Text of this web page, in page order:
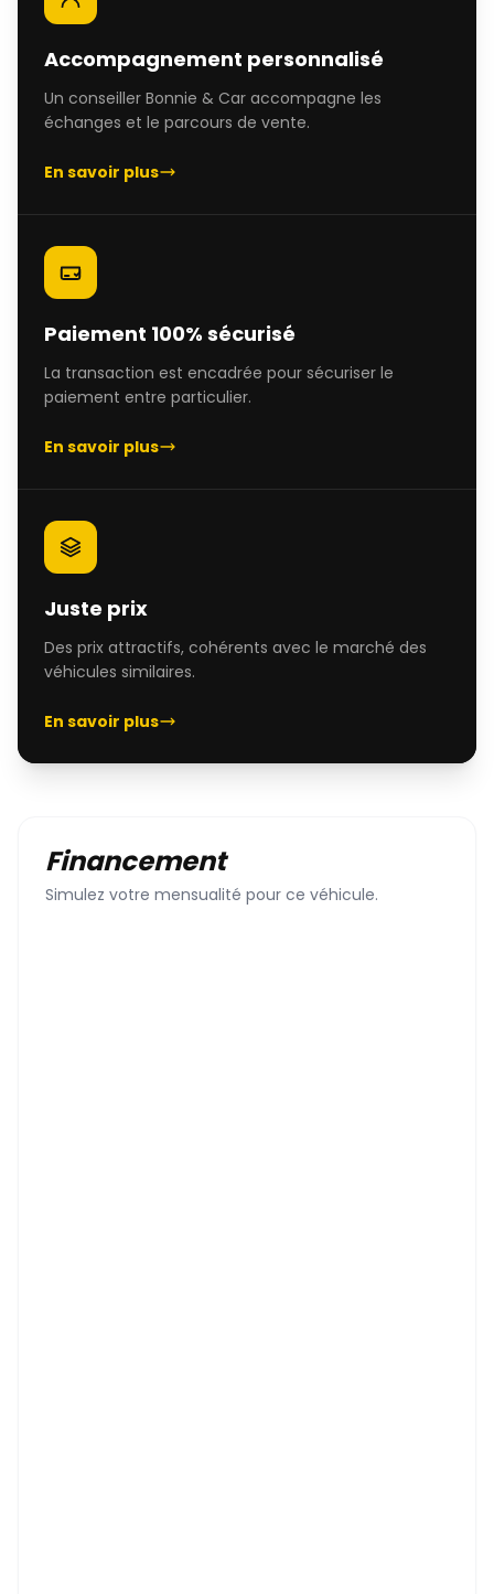
Accompagnement personnalisé
Un conseiller Bonnie & Car accompagne les
échanges et le parcours de vente.
En savoir plus
Paiement 100% sécurisé
La transaction est encadrée pour sécuriser le
paiement entre particulier.
En savoir plus
Juste prix
Des prix attractifs, cohérents avec le marché des
véhicules similaires.
En savoir plus
Financement
Simulez votre mensualité pour ce véhicule.